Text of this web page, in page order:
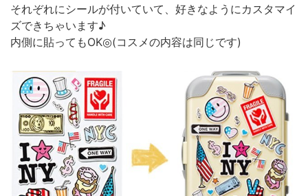
それぞれにシールが付いていて、好きなようにカスタマイ
ズできちゃいます♪
内側に貼ってもOK◎(コスメの内容は同じです)